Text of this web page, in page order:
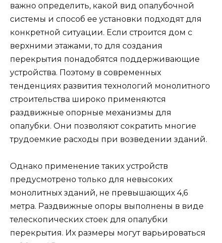
важно определить, какой вид опалубочной
системы и способ ее установки подходят для
конкретной ситуации. Если строится дом с
верхними этажами, то для создания
перекрытия понадобятся поддерживающие
устройства. Поэтому в современных
тенденциях развития технологий монолитного
строительства широко применяются
раздвижные опорные механизмы для
опалубки. Они позволяют сократить многие
трудоемкие расходы при возведении зданий.
Однако применение таких устройств
предусмотрено только для невысоких
монолитных зданий, не превышающих 4,6
метра. Раздвижные опоры выполнены в виде
телескопических стоек для опалубки
перекрытия. Их размеры могут варьироваться